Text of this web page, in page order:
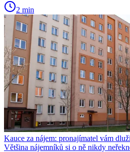
2 min
Kauce za nájem: pronajímatel vám
Většina nájemníků si o ně nikdy